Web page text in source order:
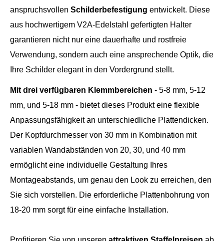
anspruchsvollen Schilderbefestigung entwickelt. Diese
aus hochwertigem V2A-Edelstahl gefertigten Halter
garantieren nicht nur eine dauerhafte und rostfreie
Verwendung, sondern auch eine ansprechende Optik, die
Ihre Schilder elegant in den Vordergrund stellt.
Mit drei verfügbaren Klemmbereichen - 5-8 mm, 5-12
mm, und 5-18 mm - bietet dieses Produkt eine flexible
Anpassungsfähigkeit an unterschiedliche Plattendicken.
Der Kopfdurchmesser von 30 mm in Kombination mit
variablen Wandabständen von 20, 30, und 40 mm
ermöglicht eine individuelle Gestaltung Ihres
Montageabstands, um genau den Look zu erreichen, den
Sie sich vorstellen. Die erforderliche Plattenbohrung von
18-20 mm sorgt für eine einfache Installation.